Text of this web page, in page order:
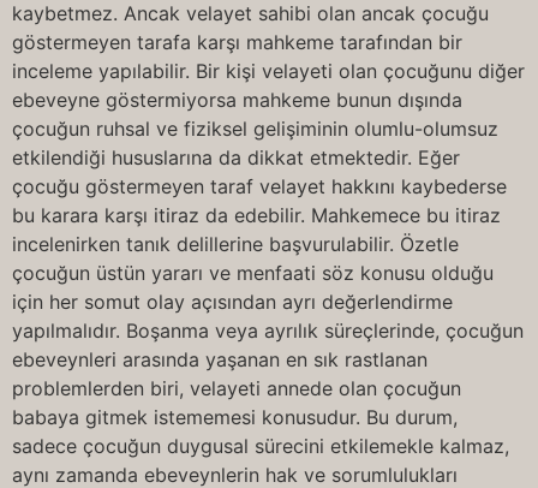
kaybetmez. Ancak velayet sahibi olan ancak çocuğu
göstermeyen tarafa karşı mahkeme tarafından bir
inceleme yapılabilir. Bir kişi velayeti olan çocuğunu diğer
ebeveyne göstermiyorsa mahkeme bunun dışında
çocuğun ruhsal ve fiziksel gelişiminin olumlu-olumsuz
etkilendiği hususlarına da dikkat etmektedir. Eğer
çocuğu göstermeyen taraf velayet hakkını kaybederse
bu karara karşı itiraz da edebilir. Mahkemece bu itiraz
incelenirken tanık delillerine başvurulabilir. Özetle
çocuğun üstün yararı ve menfaati söz konusu olduğu
için her somut olay açısından ayrı değerlendirme
yapılmalıdır. Boşanma veya ayrılık süreçlerinde, çocuğun
ebeveynleri arasında yaşanan en sık rastlanan
problemlerden biri, velayeti annede olan çocuğun
babaya gitmek istememesi konusudur. Bu durum,
sadece çocuğun duygusal sürecini etkilemekle kalmaz,
aynı zamanda ebeveynlerin hak ve sorumlulukları